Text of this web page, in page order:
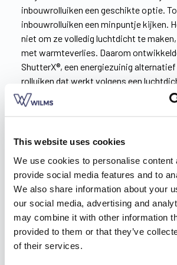
This website uses cookies
We use cookies to personalise content
provide social media features and to
We also share information about your
our social media, advertising and
may combine it with other information
provided to them or that they’ve
of their services.
inbouwrolluiken een geschikte optie.
inbouwrolluiken een minpuntje kijken.
niet om ze volledig luchtdicht te
met warmteverlies. Daarom
ShutterX®, een energiezuinig
rolluiken dat werkt volgens een
Download snel de brochure
De afwerkingsmogelijkheden
Gingelom
Het productieproces van Wilms gebeurt
volledig in eigen beheer. Ook de
worden altijd 100% op maat gemaakt.
aan:
De lamellen